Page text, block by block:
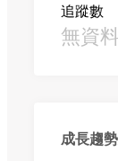
追蹤數
無資料
成長趨